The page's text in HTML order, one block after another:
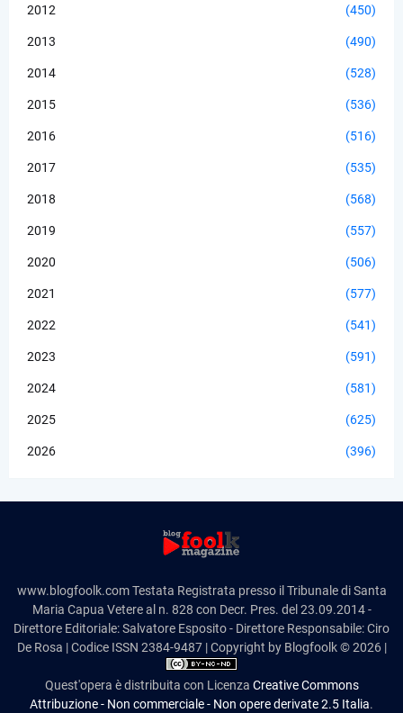
2012 (450)
2013 (490)
2014 (528)
2015 (536)
2016 (516)
2017 (535)
2018 (568)
2019 (557)
2020 (506)
2021 (577)
2022 (541)
2023 (591)
2024 (581)
2025 (625)
2026 (396)
www.blogfoolk.com Testata Registrata presso il Tribunale di Santa
Maria Capua Vetere al n. 828 con Decr. Pres. del 23.09.2014 -
Direttore Editoriale: Salvatore Esposito - Direttore Responsabile: Ciro
De Rosa | Codice ISSN 2384-9487 | Copyright by Blogfoolk © 2026 |
Quest'opera è distribuita con Licenza Creative Commons
Attribuzione - Non commerciale - Non opere derivate 2.5 Italia.